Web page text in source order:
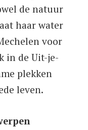
de natuur
haar water
voor
in de Uit-je-
plekken
leven.